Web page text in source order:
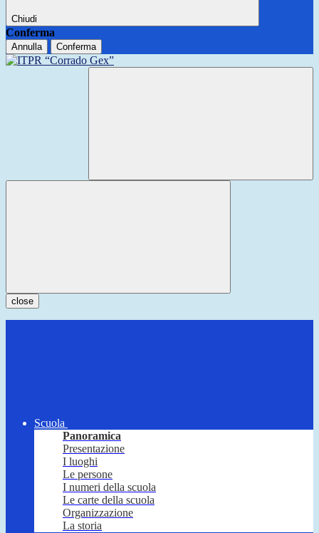
Chiudi
Conferma
Annulla Conferma
close
Scuola
Panoramica
Presentazione
I luoghi
Le persone
I numeri della scuola
Le carte della scuola
Organizzazione
La storia